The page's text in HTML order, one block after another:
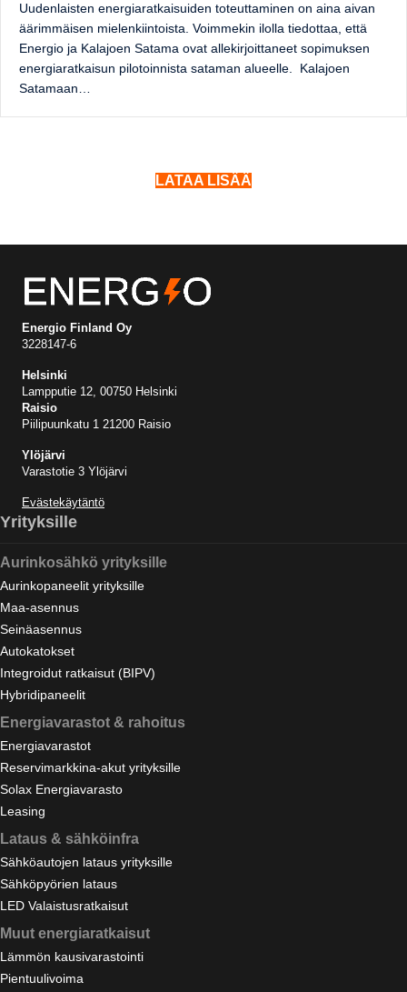
Uudenlaisten energiaratkaisuiden toteuttaminen on aina aivan
äärimmäisen mielenkiintoista. Voimmekin ilolla tiedottaa, että
Energio ja Kalajoen Satama ovat allekirjoittaneet sopimuksen
energiaratkaisun pilotoinnista sataman alueelle. Kalajoen
Satamaan…
LATAA LISÄÄ
Energio Finland Oy
3228147-6
Helsinki
Lampputie 12, 00750 Helsinki
Raisio
Piilipuunkatu 1 21200 Raisio
Ylöjärvi
Varastotie 3 Ylöjärvi
Evästekäytäntö
Yrityksille
Aurinkosähkö yrityksille
Aurinkopaneelit yrityksille
Maa-asennus
Seinäasennus
Autokatokset
Integroidut ratkaisut (BIPV)
Hybridipaneelit
Energiavarastot & rahoitus
Energiavarastot
Reservimarkkina-akut yrityksille
Solax Energiavarasto
Leasing
Lataus & sähköinfra
Sähköautojen lataus yrityksille
Sähköpyörien lataus
LED Valaistusratkaisut
Muut energiaratkaisut
Lämmön kausivarastointi
Pientuulivoima